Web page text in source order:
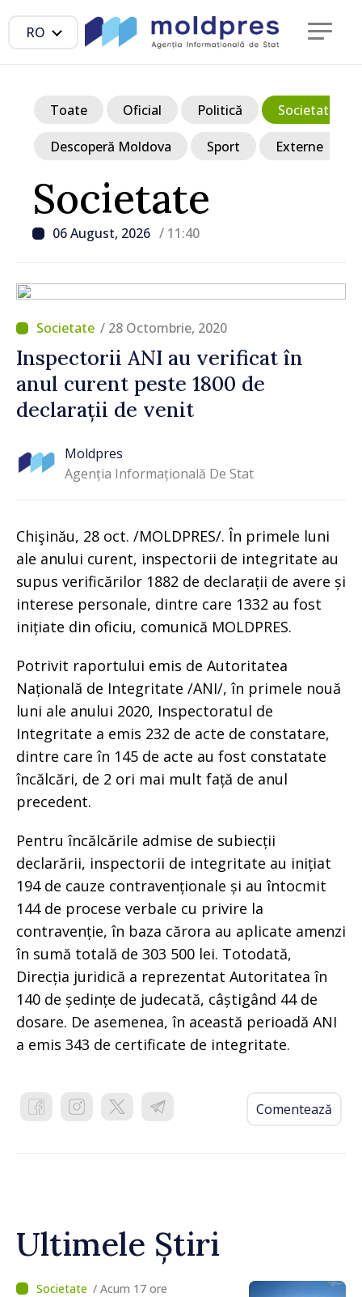
RO
Societate
06 August, 2026 / 11:40
Toate Oficial Politică Societate
Descoperă Moldova Sport Externe
/ 28 Octombrie, 2020
Inspectorii ANI au verificat în
anul curent peste 1800 de
declarații de venit
Moldpres
Agenția Informațională De Stat
Chişinău, 28 oct. /MOLDPRES/. În primele luni
ale anului curent, inspectorii de integritate au
supus verificărilor 1882 de declarații de avere și
interese personale, dintre care 1332 au fost
inițiate din oficiu, comunică MOLDPRES.
Potrivit raportului emis de Autoritatea
Națională de Integritate /ANI/, în primele nouă
luni ale anului 2020, Inspectoratul de
Integritate a emis 232 de acte de constatare,
dintre care în 145 de acte au fost constatate
încălcări, de 2 ori mai mult față de anul
precedent.
Pentru încălcările admise de subiecții
declarării, inspectorii de integritate au inițiat
194 de cauze contravenționale și au întocmit
144 de procese verbale cu privire la
contravenție, în baza cărora au aplicate amenzi
în sumă totală de 303 500 lei. Totodată,
Direcția juridică a reprezentat Autoritatea în
140 de ședințe de judecată, câștigând 44 de
dosare. De asemenea, în această perioadă ANI
a emis 343 de certificate de integritate.
Comentează
Ultimele Știri
/ Acum 17 ore